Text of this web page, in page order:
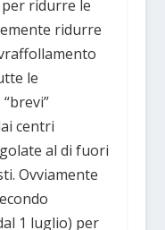
per ridurre le
ridurre
le
centri
al di fuori
Ovviamente
1 luglio) per